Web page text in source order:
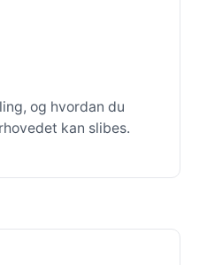
og hvordan du
kan slibes.